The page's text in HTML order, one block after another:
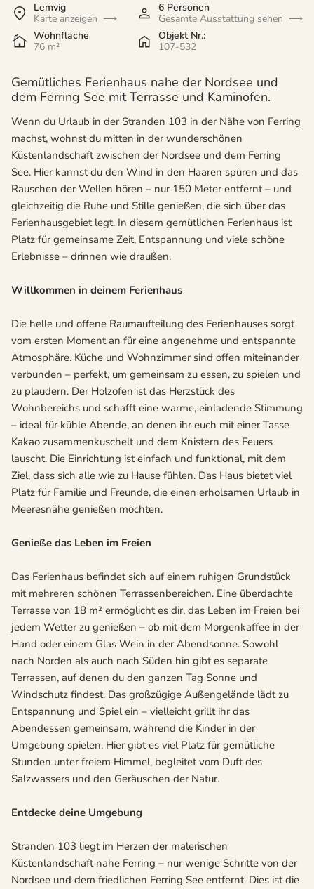
Lemvig
Karte anzeigen
6 Personen
Gesamte Ausstattung sehen
Wohnfläche
76 m²
Objekt Nr.:
107-532
Gemütliches Ferienhaus nahe der Nordsee und
dem Ferring See mit Terrasse und Kaminofen.
Wenn du Urlaub in der Stranden 103 in der Nähe von Ferring
machst, wohnst du mitten in der wunderschönen
Küstenlandschaft zwischen der Nordsee und dem Ferring
See. Hier kannst du den Wind in den Haaren spüren und das
Rauschen der Wellen hören – nur 150 Meter entfernt – und
gleichzeitig die Ruhe und Stille genießen, die sich über das
Ferienhausgebiet legt. In diesem gemütlichen Ferienhaus ist
Platz für gemeinsame Zeit, Entspannung und viele schöne
Erlebnisse – drinnen wie draußen.
Willkommen in deinem Ferienhaus
Die helle und offene Raumaufteilung des Ferienhauses sorgt
vom ersten Moment an für eine angenehme und entspannte
Atmosphäre. Küche und Wohnzimmer sind offen miteinander
verbunden – perfekt, um gemeinsam zu essen, zu spielen und
zu plaudern. Der Holzofen ist das Herzstück des
Wohnbereichs und schafft eine warme, einladende Stimmung
– ideal für kühle Abende, an denen ihr euch mit einer Tasse
Kakao zusammenkuschelt und dem Knistern des Feuers
lauscht. Die Einrichtung ist einfach und funktional, mit dem
Ziel, dass sich alle wie zu Hause fühlen. Das Haus bietet viel
Platz für Familie und Freunde, die einen erholsamen Urlaub in
Meeresnähe genießen möchten.
Genieße das Leben im Freien
Das Ferienhaus befindet sich auf einem ruhigen Grundstück
mit mehreren schönen Terrassenbereichen. Eine überdachte
Terrasse von 18 m² ermöglicht es dir, das Leben im Freien bei
jedem Wetter zu genießen – ob mit dem Morgenkaffee in der
Hand oder einem Glas Wein in der Abendsonne. Sowohl
nach Norden als auch nach Süden hin gibt es separate
Terrassen, auf denen du den ganzen Tag Sonne und
Windschutz findest. Das großzügige Außengelände lädt zu
Entspannung und Spiel ein – vielleicht grillt ihr das
Abendessen gemeinsam, während die Kinder in der
Umgebung spielen. Hier gibt es viel Platz für gemütliche
Stunden unter freiem Himmel, begleitet vom Duft des
Salzwassers und den Geräuschen der Natur.
Entdecke deine Umgebung
Stranden 103 liegt im Herzen der malerischen
Küstenlandschaft nahe Ferring – nur wenige Schritte von der
Nordsee und dem friedlichen Ferring See entfernt. Dies ist die